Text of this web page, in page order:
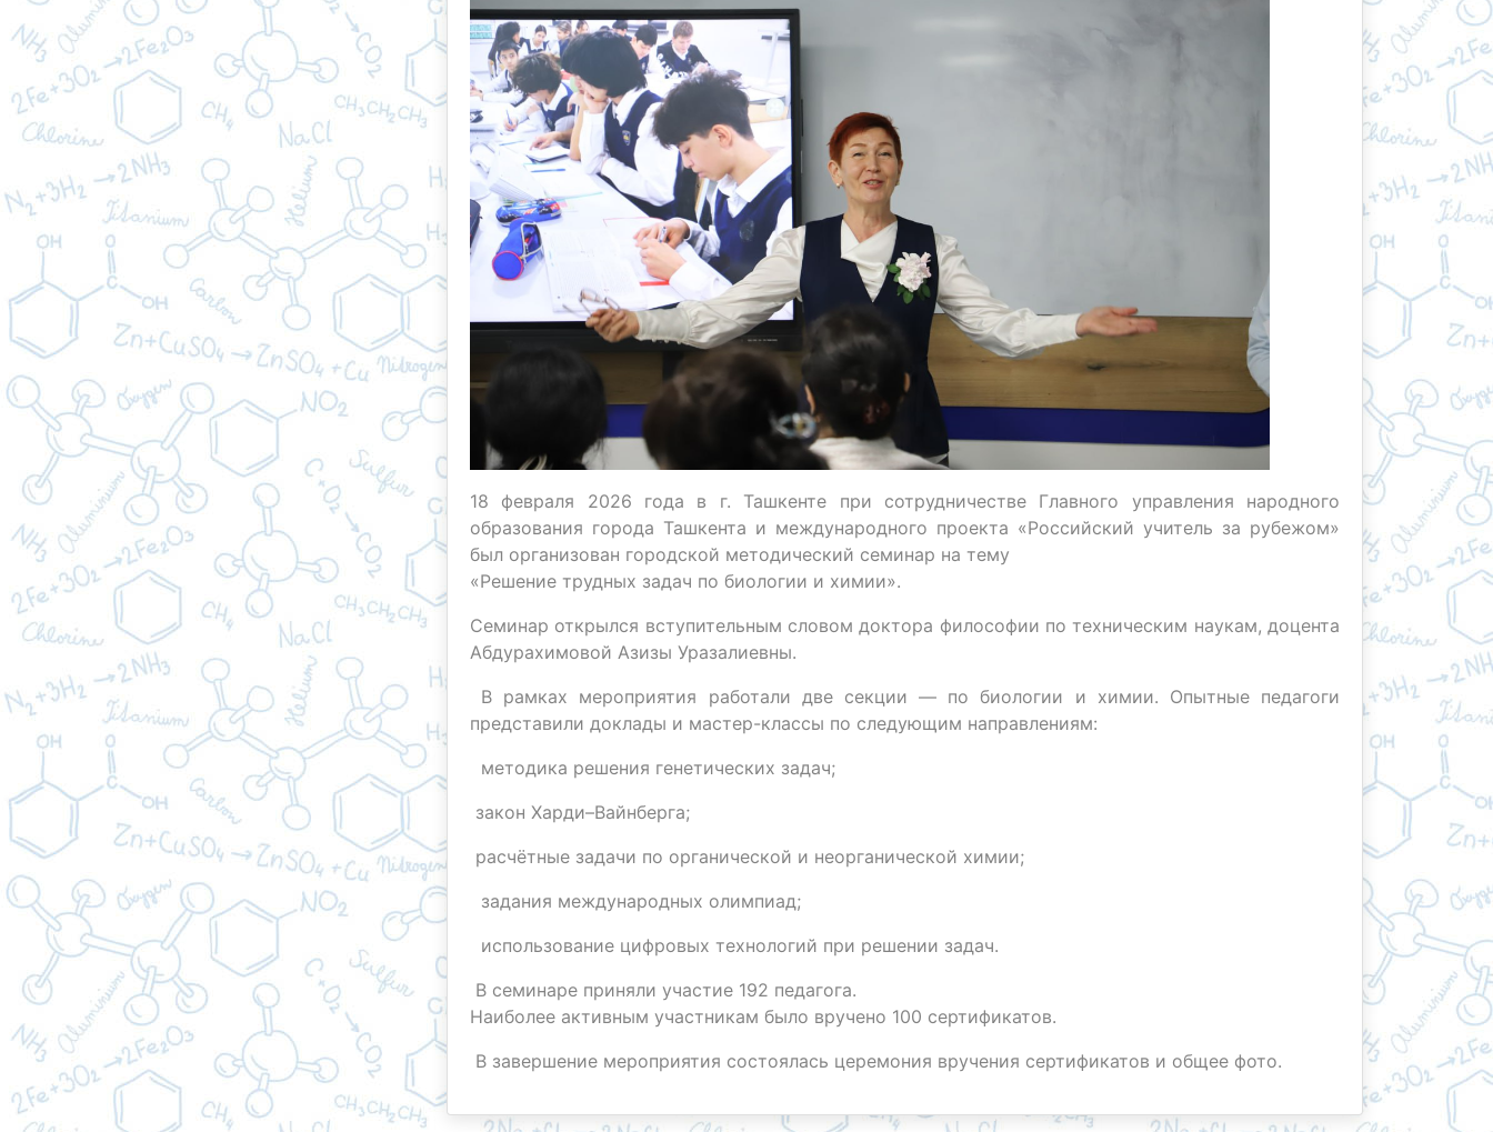
18 февраля 2026 года в г. Ташкенте при сотрудничестве Главного управления народного
образования города Ташкента и международного проекта «Российский учитель за рубежом»
был организован городской методический семинар на тему
«Решение трудных задач по биологии и химии».
Семинар открылся вступительным словом доктора философии по техническим наукам, доцента
Абдурахимовой Азизы Уразалиевны.
В рамках мероприятия работали две секции — по биологии и химии. Опытные педагоги
представили доклады и мастер-классы по следующим направлениям:
методика решения генетических задач;
закон Харди–Вайнберга;
расчётные задачи по органической и неорганической химии;
задания международных олимпиад;
использование цифровых технологий при решении задач.
В семинаре приняли участие 192 педагога.
Наиболее активным участникам было вручено 100 сертификатов.
В завершение мероприятия состоялась церемония вручения сертификатов и общее фото.